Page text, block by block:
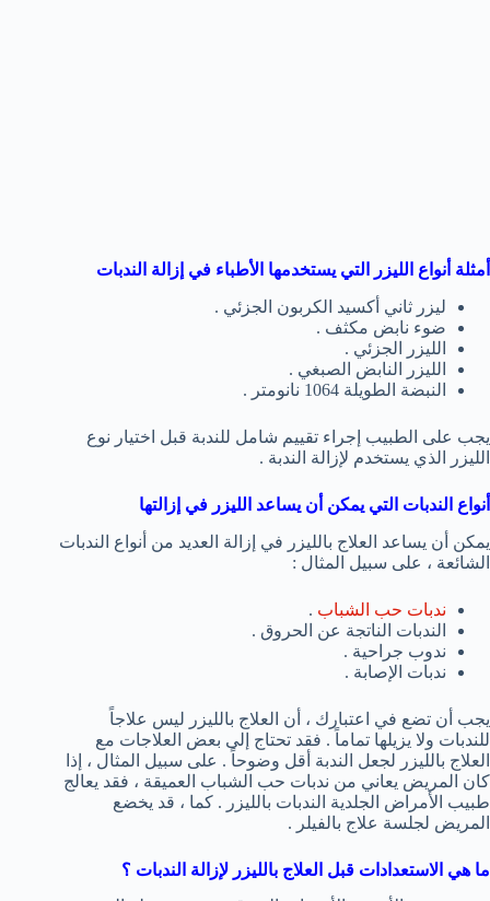
أمثلة أنواع الليزر التي يستخدمها الأطباء في إزالة الندبات
ليزر ثاني أكسيد الكربون الجزئي .
ضوء نابض مكثف .
الليزر الجزئي .
الليزر النابض الصبغي .
النبضة الطويلة 1064 نانومتر .
يجب على الطبيب إجراء تقييم شامل للندبة قبل اختيار نوع
الليزر الذي يستخدم لإزالة الندبة .
أنواع الندبات التي يمكن أن يساعد الليزر في إزالتها
يمكن أن يساعد العلاج بالليزر في إزالة العديد من أنواع الندبات
الشائعة ، على سبيل المثال :
ندبات حب الشباب .
الندبات الناتجة عن الحروق .
ندوب جراحية .
ندبات الإصابة .
يجب أن تضع في اعتبارك ، أن العلاج بالليزر ليس علاجاً
للندبات ولا يزيلها تماماً . فقد تحتاج إلى بعض العلاجات مع
العلاج بالليزر لجعل الندبة أقل وضوحاً . على سبيل المثال ، إذا
كان المريض يعاني من ندبات حب الشباب العميقة ، فقد يعالج
طبيب الأمراض الجلدية الندبات بالليزر . كما ، قد يخضع
المريض لجلسة علاج بالفيلر .
ما هي الاستعدادات قبل العلاج بالليزر لإزالة الندبات ؟